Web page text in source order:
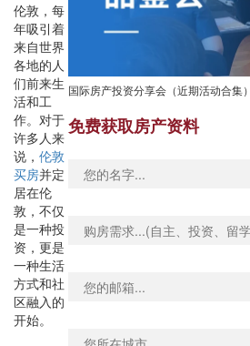
伦敦，每
年吸引着
来自世界
各地的人
们前来生
活和工
作。对于
许多人来
说， 伦敦
买房并定
居在伦
敦，不仅
是一种投
资，更是
一种生活
方式和社
区融入的
开始。
国际房产投资分享会（近期活动合集）
免费获取房产资料